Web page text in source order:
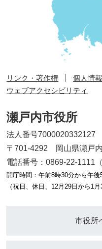
リンク・著作権
個人情
ウェブアクセシビリティ
瀬戸内市役所
法人番号7000020332127
〒701-4292 岡山県瀬戸
電話番号：0869-22-1111（
開庁時間：午前8時30分から午後
（祝日、休日、12月29日から1
市役所